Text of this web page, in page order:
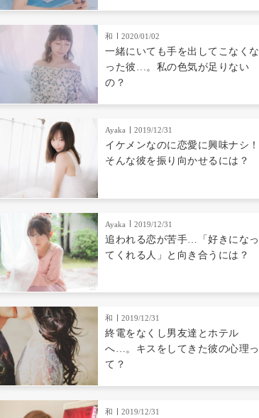
和 2020/01/02
一緒にいても手を出してこなくな
った彼…。私の色気が足りない
の？
Ayaka 2019/12/31
イケメンなのに恋愛に興味ナシ！
そんな彼を振り向かせるには？
Ayaka 2019/12/31
追われる恋が苦手…「好きになっ
てくれる人」と向き合うには？
和 2019/12/31
終電をなくし男友達とホテル
へ…。キスをしてきた彼の心理っ
て？
和 2019/12/31